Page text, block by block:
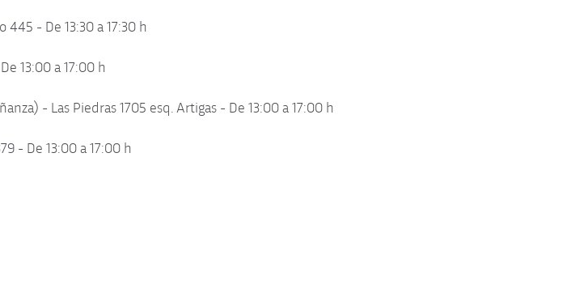
- De 13:30 a 17:30 h
13:00 a 17:00 h
- Las Piedras 1705 esq. Artigas - De 13:00 a 17:00 h
- De 13:00 a 17:00 h